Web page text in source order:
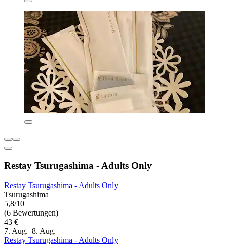
Restay Tsurugashima - Adults Only
Restay Tsurugashima - Adults Only
Tsurugashima
5,8/10
(6 Bewertungen)
43 €
7. Aug.–8. Aug.
Restay Tsurugashima - Adults Only